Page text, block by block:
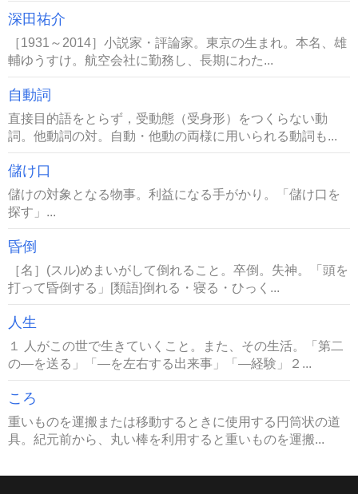
深田祐介
［1931～2014］小説家・評論家。東京の生まれ。本名、雄
輔ゆうすけ。航空会社に勤務し、長期にわた...
自動詞
直接目的語をとらず，受動態（受身形）をつくらない動
詞。他動詞の対。自動・他動の両様に用いられる動詞も...
儲け口
儲けの対象となる物事。利益になる手がかり。「儲け口を
探す」...
昏倒
［名］(スル)めまいがして倒れること。卒倒。失神。「頭を
打って昏倒する」[類語]倒れる・寝る・ひっく...
人生
１ 人がこの世で生きていくこと。また、その生活。「第二
の―を送る」「―を左右する出来事」「―経験」２...
ころ
重いものを運搬または移動するときに使用する円筒状の道
具。紀元前から、丸い棒を利用すると重いものを運搬...